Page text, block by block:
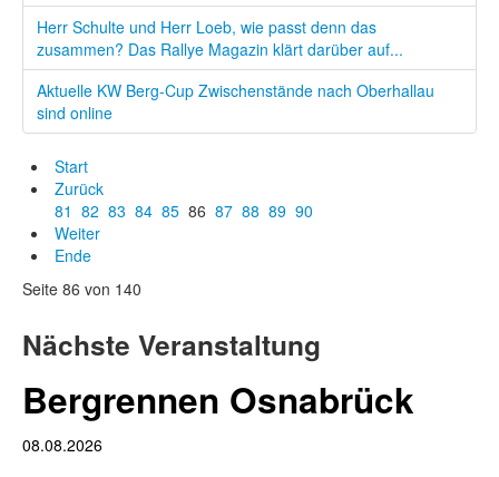
Herr Schulte und Herr Loeb, wie passt denn das
zusammen? Das Rallye Magazin klärt darüber auf...
Aktuelle KW Berg-Cup Zwischenstände nach Oberhallau
sind online
Start
Zurück
81 82 83 84 85 86 87 88 89 90
Weiter
Ende
Seite 86 von 140
Nächste Veranstaltung
Bergrennen Osnabrück
08.08.2026